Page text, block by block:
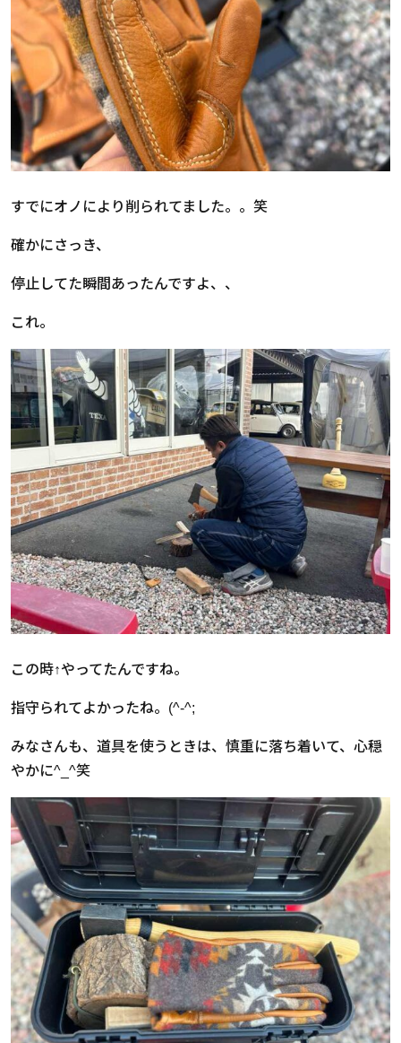
すでにオノにより削られてました。。笑
確かにさっき、
停止してた瞬間あったんですよ、、
これ。
この時↑やってたんですね。
指守られてよかったね。(^-^;
みなさんも、道具を使うときは、慎重に落ち着いて、心穏
やかに^_^笑